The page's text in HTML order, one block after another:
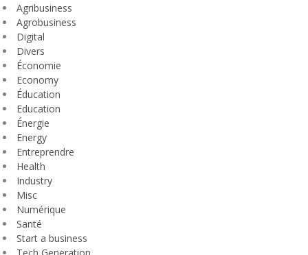
Agribusiness
Agrobusiness
Digital
Divers
Économie
Economy
Éducation
Education
Énergie
Energy
Entreprendre
Health
Industry
Misc
Numérique
Santé
Start a business